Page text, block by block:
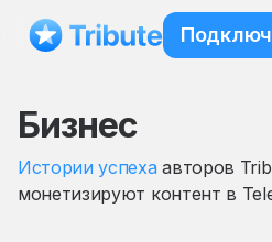
Бизнес
Истории успеха авторов
монетизируют контент в